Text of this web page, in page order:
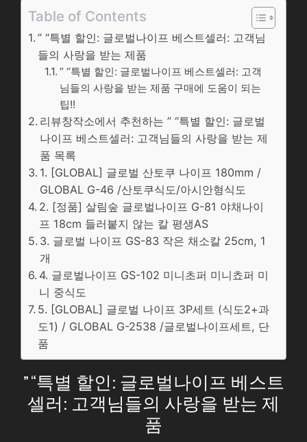
Table of Contents
” “특별 할인: 글로벌나이프 베스트셀러: 고객님
들의 사랑을 받는 제품
” “특별 할인: 글로벌나이프 베스트셀러: 고객
님들의 사랑을 받는 제품 구매에 도움이 되는
팁!!
리뷰창작소에서 추천하는 ” “특별 할인: 글로벌
나이프 베스트셀러: 고객님들의 사랑을 받는 제
품 목록
1. [GLOBAL] 글로벌 산토쿠 나이프 180mm /
GLOBAL G-46 /산토쿠식도/아시안형식도
2. [정품] 살림숲 글로벌나이프 G-81 야채나이
프 18cm 들러붙지 않는 칼 평생AS
3. 글로벌 나이프 GS-83 작은 채소칼 25cm, 1
개
4. 글로벌나이프 GS-102 미니초퍼 미니쵸퍼 미
니 중식도
5. [GLOBAL] 글로벌 나이프 3P세트 (식도2+과
도1) / GLOBAL G-2538 /글로벌나이프세트, 단
품
” “특별 할인: 글로벌나이프 베스트
셀러: 고객님들의 사랑을 받는 제
품